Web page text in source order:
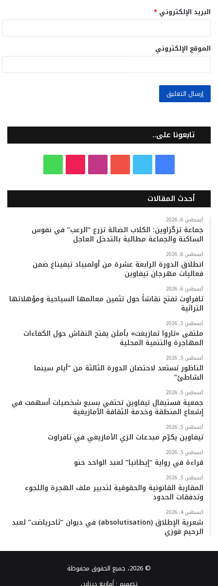
البريد الإلكتروني *
الموقع الإلكتروني
تابعونا على..
س
و
ك
ي
ر
ت
ي
و
ب
س
ق
ر
م
k
k
ت
ب
أحدث المقالات
أغسطس 6, 2026
جماعة تزگزاوين: الكلاب الضالة تزرع “الرعب” في نفوس
الساكنة والجماعة مطالبة بالتدخل العاجل
أغسطس 6, 2026
انطلاق الدورة الرابعة عشرة من أولمبياد تيفيناغ ضمن
فعاليات مهرجان تيفاوين
أغسطس 6, 2026
تافراوت تفتح نقاشاً حول تثمين معالمها السياحية ومؤهلاتها
التراثية
أغسطس 5, 2026
ملتقى «تاروا تمازيغت» بأملن يفتح النقاش حول الكفاءات
المهاجرة والتنمية المحلية
أغسطس 5, 2026
الناظور تستعد لاحتضان الدورة الثالثة من “أيام سينما
الشاطئ”
أغسطس 5, 2026
جمعية فستيفال تيفاوين تحتفي بسبع شخصيات أسهمت في
إشعاع المنطقة وخدمة الثقافة الأمازيغية
أغسطس 5, 2026
تيفاوين يكرّم مبدعات الزي الأمازيغي في تافراوت
أغسطس 5, 2026
قراءة في رواية “إيطانيا” لعبد الواحد حنو
أغسطس 5, 2026
المقاربة القانونية والحقوقية لتدبير ملف الهجرة واللجوء
وتدفقات الحدود
أغسطس 4, 2026
شعرية الإطلاق (absolutisation) في ديوان “ثاحرياضت” لعبد
الرحيم فوزي
© 2026، جميع الحقوق محفوظة